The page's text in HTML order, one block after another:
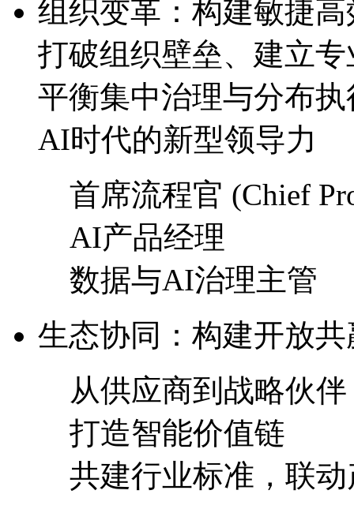
组织变革：构建敏
打破组织壁垒、建立
平衡集中治理与分布
AI时代的新型领导力
首席流程官 (Chief
AI产品经理
数据与AI治理主管
生态协同：构建开放
从供应商到战略伙伴
打造智能价值链
共建行业标准，联